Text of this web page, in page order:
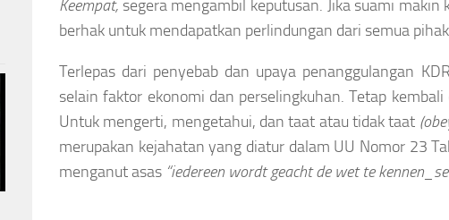
Keempat, segera mengambil keputusan. Jika suami
berhak untuk mendapatkan perlindungan dari semua
Terlepas dari penyebab dan upaya penanggulangan
selain faktor ekonomi dan perselingkuhan. Tetap
Untuk mengerti, mengetahui, dan taat atau tidak taat
merupakan kejahatan yang diatur dalam UU Nomor 23
menganut asas “iedereen wordt geacht de wet te